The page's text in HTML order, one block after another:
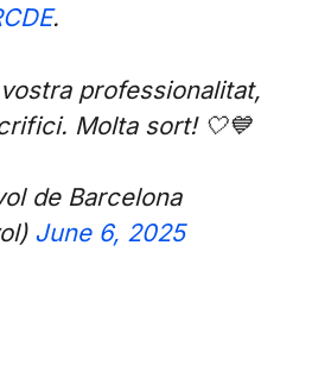
.
professionalitat,
Molta sort! 🤍💙
de Barcelona
June 6, 2025